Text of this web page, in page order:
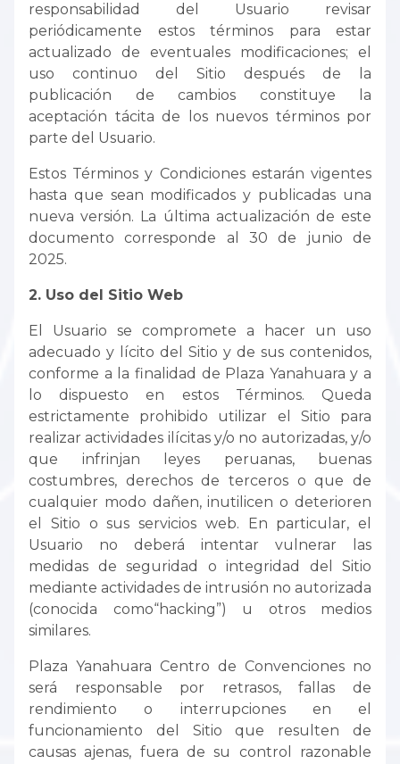
responsabilidad del Usuario revisar
periódicamente estos términos para estar
actualizado de eventuales modificaciones; el
uso continuo del Sitio después de la
publicación de cambios constituye la
aceptación tácita de los nuevos términos por
parte del Usuario.
Estos Términos y Condiciones estarán vigentes
hasta que sean modificados y publicadas una
nueva versión. La última actualización de este
documento corresponde al 30 de junio de
2025.
2. Uso del Sitio Web
El Usuario se compromete a hacer un uso
adecuado y lícito del Sitio y de sus contenidos,
conforme a la finalidad de Plaza Yanahuara y a
lo dispuesto en estos Términos. Queda
estrictamente prohibido utilizar el Sitio para
realizar actividades ilícitas y/o no autorizadas, y/o
que infrinjan leyes peruanas, buenas
costumbres, derechos de terceros o que de
cualquier modo dañen, inutilicen o deterioren
el Sitio o sus servicios web. En particular, el
Usuario no deberá intentar vulnerar las
medidas de seguridad o integridad del Sitio
mediante actividades de intrusión no autorizada
(conocida como“hacking”) u otros medios
similares.
Plaza Yanahuara Centro de Convenciones no
será responsable por retrasos, fallas de
rendimiento o interrupciones en el
funcionamiento del Sitio que resulten de
causas ajenas, fuera de su control razonable